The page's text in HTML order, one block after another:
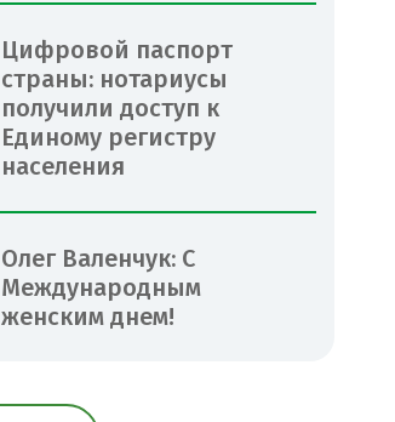
Цифровой паспорт
страны: нотариусы
получили доступ к
Единому регистру
населения
Олег Валенчук: С
Международным
женским днем!